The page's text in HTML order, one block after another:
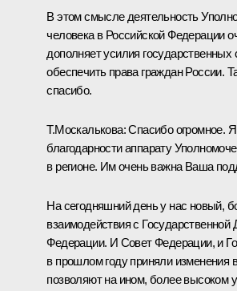
В этом смысле деятельность
человека в Российской Федерации
дополняет усилия государственных
обеспечить права граждан России.
спасибо.
Т.Москалькова:Спасибо огромное.
благодарности аппарату
в регионе. Им очень важна Ваша
На сегодняшний день у нас новый,
взаимодействия с
Федерации. И Совет Федерации, и
в прошлом году приняли изменения
позволяют на ином, более высоком